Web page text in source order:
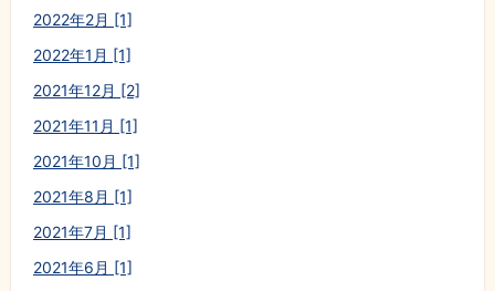
2022年2月 [1]
2022年1月 [1]
2021年12月 [2]
2021年11月 [1]
2021年10月 [1]
2021年8月 [1]
2021年7月 [1]
2021年6月 [1]